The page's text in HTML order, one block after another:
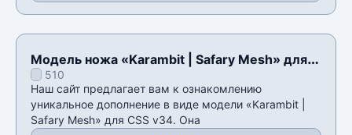
Модель ножа «Karambit | Safary Mesh» для
CSS v34
510
Наш сайт предлагает вам к ознакомлению
уникальное дополнение в виде модели «Karambit |
Safary Mesh» для CSS v34. Она